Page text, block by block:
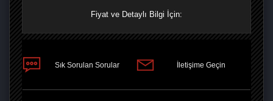
Fiyat ve Detaylı Bilgi İçin:
Sık Sorulan Sorular İletişime Geçin